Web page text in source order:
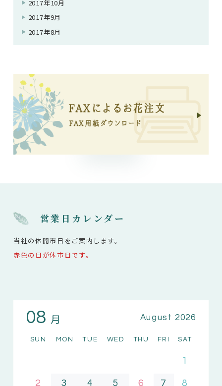
2017年10月
2017年9月
2017年8月
営業日カレンダー
当社の休開市日をご案内します。
赤色の日が休市日です。
08 月 August 2026
SUN MON TUE WED THU FRI SAT
1
2 3 4 5 6 7 8